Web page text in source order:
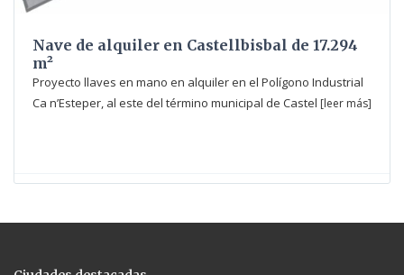
Nave de alquiler en Castellbisbal de 17.294
m²
Proyecto llaves en mano en alquiler en el Polígono Industrial
Ca n’Esteper, al este del término municipal de Castel [leer más]